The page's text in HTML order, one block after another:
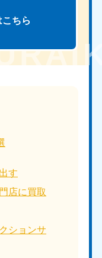
こちら
す
店に買取
ションサ